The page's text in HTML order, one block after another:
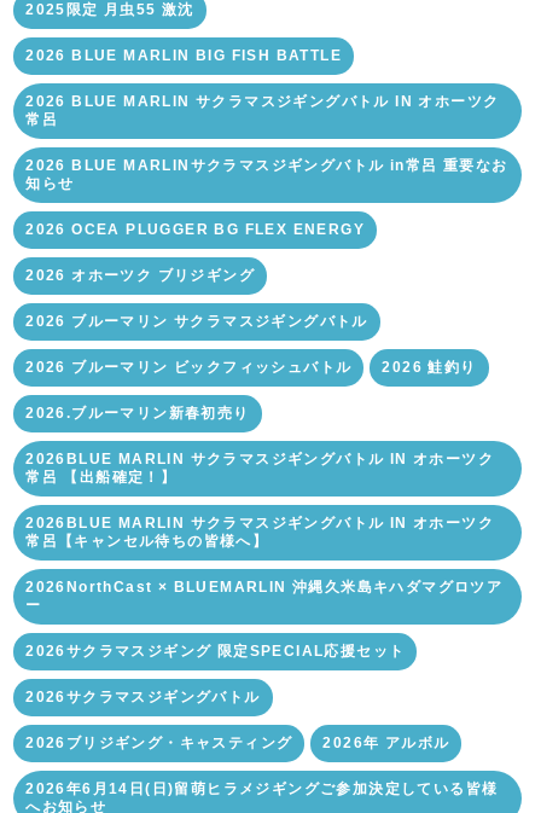
2025限定 月虫55 激沈
2026 BLUE MARLIN BIG FISH BATTLE
2026 BLUE MARLIN サクラマスジギングバトル IN オホーツク
常呂
2026 BLUE MARLINサクラマスジギングバトル in常呂 重要なお
知らせ
2026 OCEA PLUGGER BG FLEX ENERGY
2026 オホーツク ブリジギング
2026 ブルーマリン サクラマスジギングバトル
2026 ブルーマリン ビックフィッシュバトル 2026 鮭釣り
2026.ブルーマリン新春初売り
2026BLUE MARLIN サクラマスジギングバトル IN オホーツク
常呂 【出船確定！】
2026BLUE MARLIN サクラマスジギングバトル IN オホーツク
常呂【キャンセル待ちの皆様へ】
2026NorthCast × BLUEMARLIN 沖縄久米島キハダマグロツア
ー
2026サクラマスジギング 限定SPECIAL応援セット
2026サクラマスジギングバトル
2026ブリジギング・キャスティング 2026年 アルボル
2026年6月14日(日)留萌ヒラメジギングご参加決定している皆様
へお知らせ